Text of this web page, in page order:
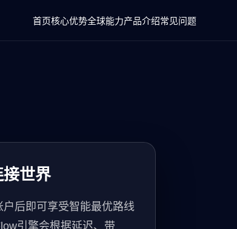
首页核心优势全球能力产品介绍常见问题
世界
户后即可享受智能最优路线
引擎会根据延迟、带